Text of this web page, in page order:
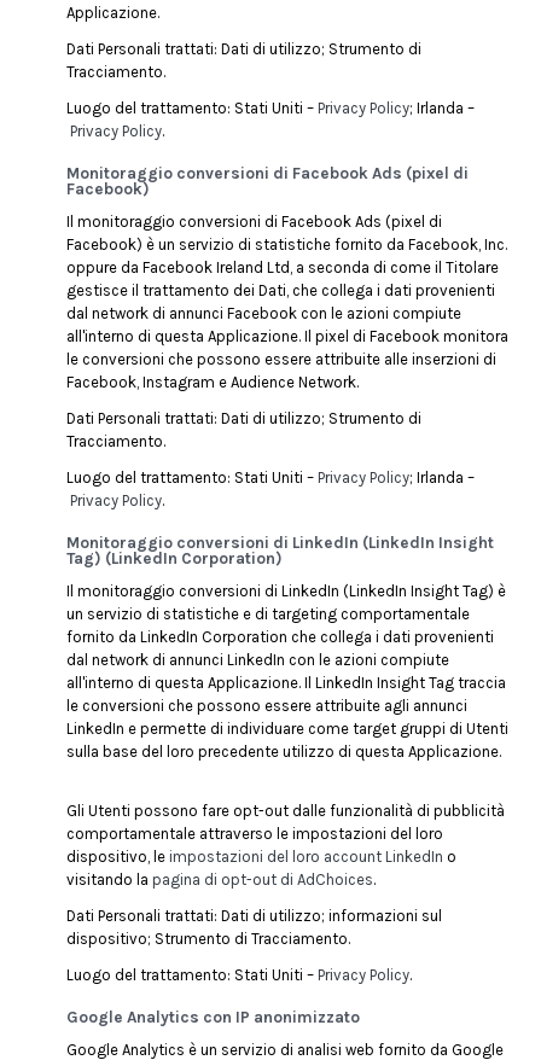
Applicazione.
Dati Personali trattati: Dati di utilizzo; Strumento di
Tracciamento.
Luogo del trattamento: Stati Uniti – Privacy Policy; Irlanda –
Privacy Policy.
Monitoraggio conversioni di Facebook Ads (pixel di
Facebook)
Il monitoraggio conversioni di Facebook Ads (pixel di
Facebook) è un servizio di statistiche fornito da Facebook, Inc.
oppure da Facebook Ireland Ltd, a seconda di come il Titolare
gestisce il trattamento dei Dati, che collega i dati provenienti
dal network di annunci Facebook con le azioni compiute
all'interno di questa Applicazione. Il pixel di Facebook monitora
le conversioni che possono essere attribuite alle inserzioni di
Facebook, Instagram e Audience Network.
Dati Personali trattati: Dati di utilizzo; Strumento di
Tracciamento.
Luogo del trattamento: Stati Uniti – Privacy Policy; Irlanda –
Privacy Policy.
Monitoraggio conversioni di LinkedIn (LinkedIn Insight
Tag) (LinkedIn Corporation)
Il monitoraggio conversioni di LinkedIn (LinkedIn Insight Tag) è
un servizio di statistiche e di targeting comportamentale
fornito da LinkedIn Corporation che collega i dati provenienti
dal network di annunci LinkedIn con le azioni compiute
all'interno di questa Applicazione. Il LinkedIn Insight Tag traccia
le conversioni che possono essere attribuite agli annunci
LinkedIn e permette di individuare come target gruppi di Utenti
sulla base del loro precedente utilizzo di questa Applicazione.
Gli Utenti possono fare opt-out dalle funzionalità di pubblicità
comportamentale attraverso le impostazioni del loro
dispositivo, le impostazioni del loro account LinkedIn o
visitando la pagina di opt-out di AdChoices.
Dati Personali trattati: Dati di utilizzo; informazioni sul
dispositivo; Strumento di Tracciamento.
Luogo del trattamento: Stati Uniti – Privacy Policy.
Google Analytics con IP anonimizzato
Google Analytics è un servizio di analisi web fornito da Google